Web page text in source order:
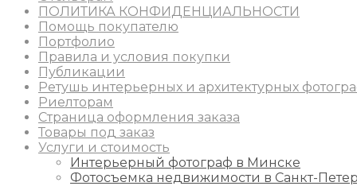
ПОЛИТИКА КОНФИДЕНЦИАЛЬНОСТИ
Помощь покупателю
Портфолио
Правила и условия покупки
Публикации
Ретушь интерьерных и архитектурных
Риелторам
Страница оформления заказа
Товары под заказ
Услуги и стоимость
Интерьерный фотограф в Минске
Фотосъемка недвижимости в Санкт-